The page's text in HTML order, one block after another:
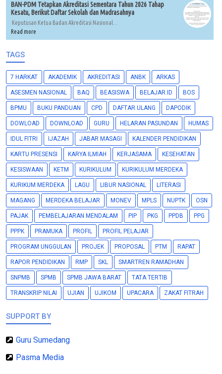
BAN-PDM Tetapkan Akreditasi Sementara Tahun 2026 Tahap
Kesatu, Berikut Daftar Sekolah dan Madrasahnya
Keputusan Ketua Badan Akreditasi Nasional...
Read more
TAGS
7 HARKAT AKADEMIK AKREDITASI ANBK ARKAS
ASESMEN NASIONAL BAQ BEASISWA BELAJAR.ID BOS
BPMU BUKU PANDUAN CPD DAFTAR ULANG DAPODIK
DOWLOAD DOWNLOAD GURU HELARAN PASUNDAN HUMAS
IDUL FITRI IJAZAH JABAR MASAGI KALENDER PENDIDIKAN
KARTU PRESENSI KARYA ILMIAH KERJASAMA KESEHATAN
KESISWAAN KETM KURIKULUM KURIKULUM MERDEKA
KURIKUM MERDEKA LAGU LIBUR NASIONAL LITERASI
MAGANG MERDEKA BELAJAR MONEV MPLS NUPTK OSN
PAJAK PEMBELAJARAN MENDALAM PIP PKG PPDB PPG
PPPK PRAMUKA PROFIL PROFIL PELAJAR
PROGRAM UNGGULAN PROJEK PROPOSAL PTM RAPAT
RAPOR PENDIDIKAN RMP SKL SMARTREN RAMADHAN
SNPMB SPMB SPMB JAWA BARAT TATA TERTIB
TRANSKRIP NILAI UJIAN UJIKOM UPACARA ZAKAT FITRAH
SUPPORT BY
Guru Sumedang
Pasma Media